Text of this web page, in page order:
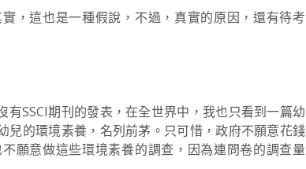
，這也是一種假說，不過，真實的原因，還有待考
SSCI期刊的發表，在全世界中，我也只看到一篇幼
兒的環境素養，名列前茅。只可惜，政府不願意花錢
願意做這些環境素養的調查，因為連問卷的調查量